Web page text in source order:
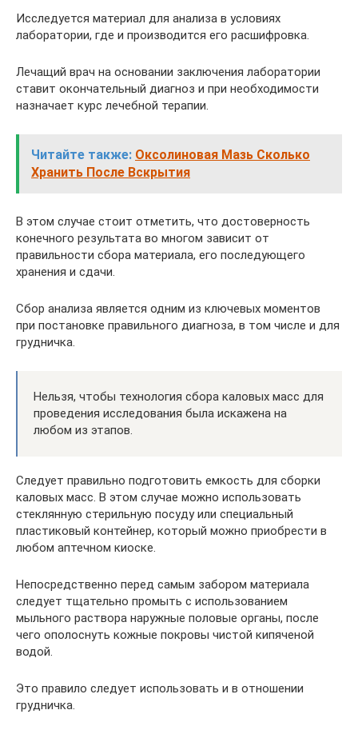
Исследуется материал для анализа в условиях
лаборатории, где и производится его расшифровка.
Лечащий врач на основании заключения лаборатории
ставит окончательный диагноз и при необходимости
назначает курс лечебной терапии.
Читайте также: Оксолиновая Мазь Сколько
Хранить После Вскрытия
В этом случае стоит отметить, что достоверность
конечного результата во многом зависит от
правильности сбора материала, его последующего
хранения и сдачи.
Сбор анализа является одним из ключевых моментов
при постановке правильного диагноза, в том числе и для
грудничка.
Нельзя, чтобы технология сбора каловых масс для
проведения исследования была искажена на
любом из этапов.
Следует правильно подготовить емкость для сборки
каловых масс. В этом случае можно использовать
стеклянную стерильную посуду или специальный
пластиковый контейнер, который можно приобрести в
любом аптечном киоске.
Непосредственно перед самым забором материала
следует тщательно промыть с использованием
мыльного раствора наружные половые органы, после
чего ополоснуть кожные покровы чистой кипяченой
водой.
Это правило следует использовать и в отношении
грудничка.